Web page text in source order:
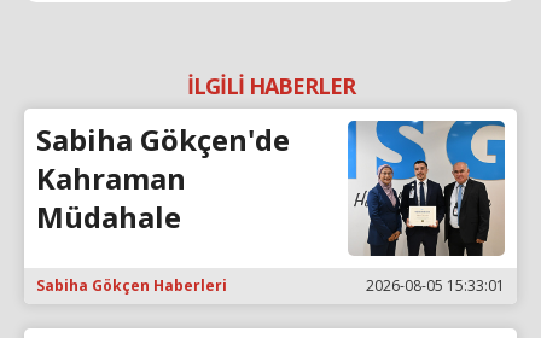
İLGİLİ HABERLER
Sabiha Gökçen'de
Kahraman
Müdahale
Sabiha Gökçen Haberleri 2026-08-05 15:33:01